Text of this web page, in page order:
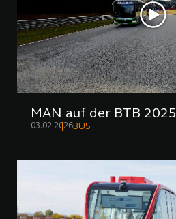
MAN auf der BTB 2025
03.02.2026BUS